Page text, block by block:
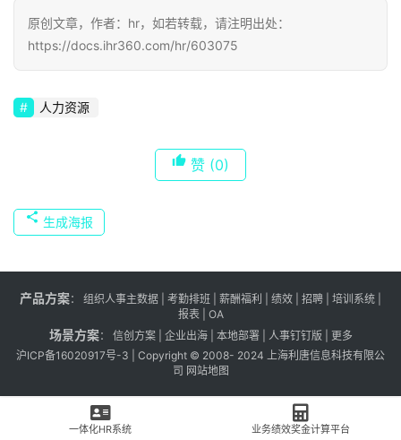
原创文章，作者：hr，如若转载，请注明出处：
https://docs.ihr360.com/hr/603075
人力资源
赞 (0)
生成海报
产品方案： 组织人事主数据 考勤排班 薪酬福利 绩效 招聘 | 培训系统 |
报表
| OA
场景方案： 信创方案| 企业出海| 本地部署| 人事钉钉版
更多
沪ICP备16020917号-3 | Copyright © 2008- 2024 上海利唐信息科技有限公
司 网站地图
一体化HR系统 业务绩效奖金计算平台